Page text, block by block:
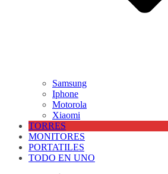
Samsung
Iphone
Motorola
Xiaomi
TORRES
MONITORES
PORTATILES
TODO EN UNO